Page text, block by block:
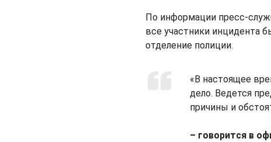
По информации пресс-
все участники инцидента
отделение полиции.
«В настоящее
дело. Ведется
причины и
– говорится в